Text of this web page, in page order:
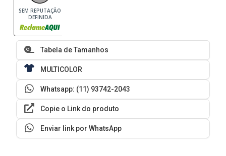
SEM REPUTAÇÃO
DEFINIDA
Tabela de Tamanhos
MULTICOLOR
Whatsapp: (11) 93742-2043
Copie o Link do produto
Enviar link por WhatsApp